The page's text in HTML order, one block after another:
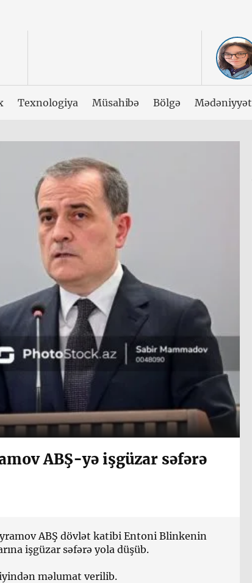
Texnologiya Müsahibə Bölgə Mədəniyyət
ABŞ-yə işgüzar səfərə
ABŞ dövlət katibi Entoni Blinkenin
işgüzar səfərə yola düşüb.
məlumat verilib.